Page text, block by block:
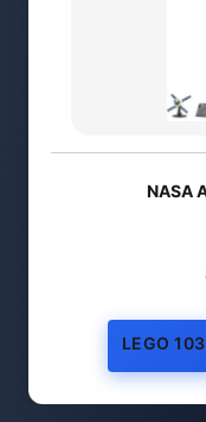
NASA
LEGO